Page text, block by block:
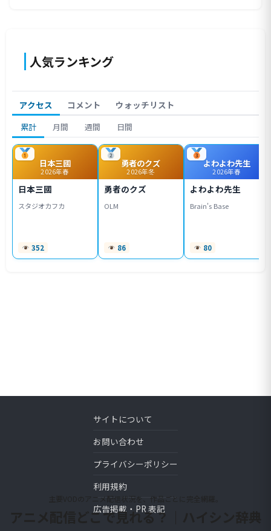
人気ランキング
アクセス コメント ウォッチリスト
累計 月間 週間 日間
日本三國
2026年春
日本三國
スタジオカフカ
352
勇者のクズ
2026年冬
勇者のクズ
OLM
86
よわよわ先生
2026年春
よわよわ先生
Brain's Base
80
主要VODのアニメ配信状況を、作品ごとに完全網羅。
アニメ配信どこで見れる？｜ハイシン辞典
サイトについて
お問い合わせ
プライバシーポリシー
利用規約
広告掲載・PR 表記